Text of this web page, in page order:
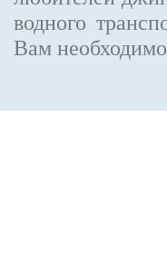
водного
Вам